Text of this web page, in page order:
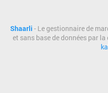
Shaarli - Le gestionnaire de
et sans base de données par